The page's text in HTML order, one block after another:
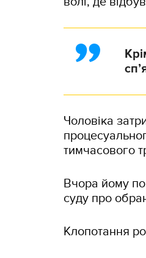
Чоловіка
тимчасового
Вчора йому
суду про
Клопотання